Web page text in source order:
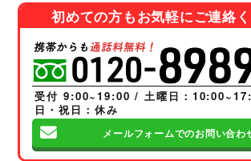
初めての方もお気軽にご連絡く
メールフォームでのお問い合わ
受付 9:00~19:00 / 土曜日：
日・祝日：休み